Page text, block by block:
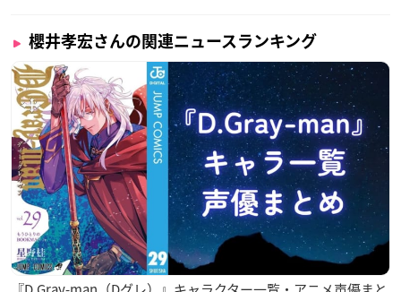
櫻井孝宏さんの関連ニュースランキング